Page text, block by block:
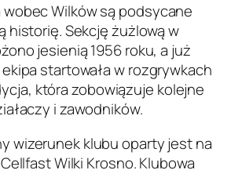
wobec Wilków są podsycane
historię. Sekcję żużlową w
jesienią 1956 roku, a już
startowała w rozgrywkach
która zobowiązuje kolejne
i zawodników.
wizerunek klubu oparty jest na
Wilki Krosno. Klubowa